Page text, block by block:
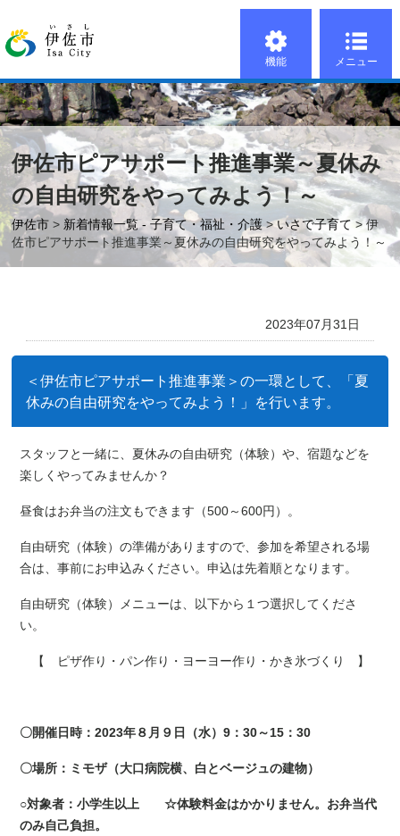
機能 メニュー
伊佐市ピアサポート推進事業～夏休み
の自由研究をやってみよう！～
伊佐市 > 新着情報一覧 - 子育て・福祉・介護>いさで子育て > 伊
佐市ピアサポート推進事業～夏休みの自由研究をやってみよう！～
2023年07月31日
＜伊佐市ピアサポート推進事業＞の一環として、「夏
休みの自由研究をやってみよう！」を行います。
スタッフと一緒に、夏休みの自由研究（体験）や、宿題などを
楽しくやってみませんか？
昼食はお弁当の注文もできます（500～600円）。
自由研究（体験）の準備がありますので、参加を希望される場
合は、事前にお申込みください。申込は先着順となります。
自由研究（体験）メニューは、以下から１つ選択してくださ
い。
【 ピザ作り・パン作り・ヨーヨー作り・かき氷づくり 】
〇開催日時：2023年８月９日（水）9：30～15：30
〇場所：ミモザ（大口病院横、白とベージュの建物）
○対象者：小学生以上 ☆体験料金はかかりません。お弁当代
のみ自己負担。